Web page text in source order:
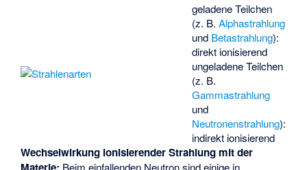
geladene Teilchen
(z. B.Alphastrahlung
und Betastrahlung):
direkt ionisierend
ungeladene Teilchen
(z. B.
Gammastrahlung
und
Neutronenstrahlung):
indirekt ionisierend
Wechselwirkung ionisierender Strahlung mit der
Materie: Beim einfallenden Neutron sind einige in